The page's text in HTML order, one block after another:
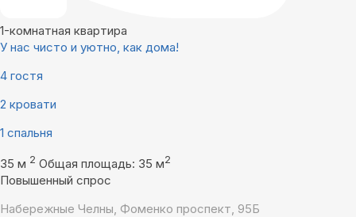
1-комнатная квартира
У нас чисто и уютно, как дома!
4 гостя
2 кровати
1 спальня
35 м 2 Общая площадь: 35 м2
Повышенный спрос
Набережные Челны, Фоменко проспект, 95Б